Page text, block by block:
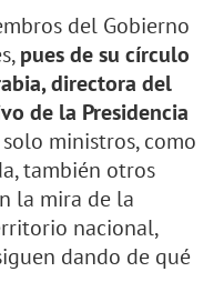
del Gobierno
pues de su círculo
directora del
de la Presidencia
solo ministros, como
también otros
la mira de la
nacional,
dando de qué